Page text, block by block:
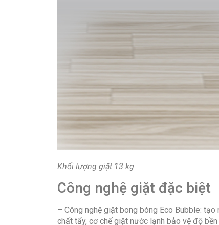
Khối lượng giặt 13 kg
Công nghệ giặt đặc biệt
– Công nghệ giặt bong bóng Eco Bubble:
chất tẩy, cơ chế giặt nước lạnh bảo vệ độ